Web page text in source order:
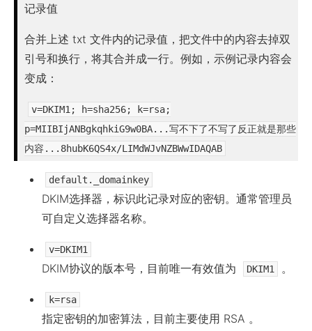
记录值
合并上述 txt 文件内的记录值，把文件中的内容去掉双
引号和换行，将其合并成一行。例如，示例记录内容会
变成：
v=DKIM1; h=sha256; k=rsa;
p=MIIBIjANBgkqhkiG9w0BA...写不下了不写了反正就是那些
内容...8hubK6QS4x/LIMdWJvNZBWwIDAQAB
default._domainkey
DKIM选择器，标识此记录对应的密钥。通常管理员
可自定义选择器名称。
v=DKIM1
DKIM协议的版本号，目前唯一有效值为 DKIM1 。
k=rsa
指定密钥的加密算法，目前主要使用 RSA 。